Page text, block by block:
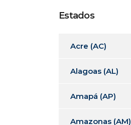
Estados
Acre (AC)
Alagoas (AL)
Amapá (AP)
Amazonas (AM)